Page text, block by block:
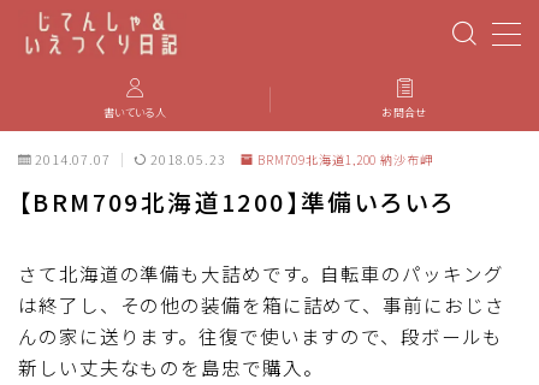
PBP(Paris-Brest-Paris)
パーツのインプレ・カスタマイズ
iGPSPORT
書いている人 お問合せ
2014.07.07 2018.05.23 BRM709北海道1,200 納沙布岬
【BRM709北海道1200】準備いろいろ
さて北海道の準備も大詰めです。自転車のパッキング
は終了し、その他の装備を箱に詰めて、事前におじさ
んの家に送ります。往復で使いますので、段ボールも
新しい丈夫なものを島忠で購入。